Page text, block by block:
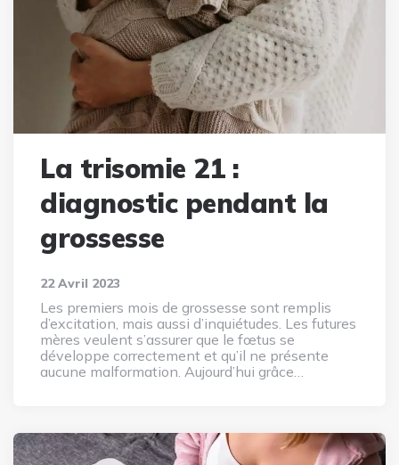
La trisomie 21 :
diagnostic pendant la
grossesse
22 Avril 2023
Les premiers mois de grossesse sont remplis
d’excitation, mais aussi d’inquiétudes. Les futures
mères veulent s’assurer que le fœtus se
développe correctement et qu’il ne présente
aucune malformation. Aujourd’hui grâce…